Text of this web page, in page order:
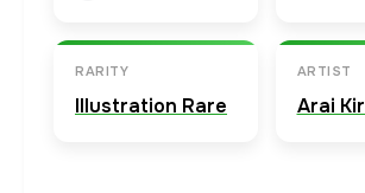
RARITY
Illustration Rare
ARTIST
Arai